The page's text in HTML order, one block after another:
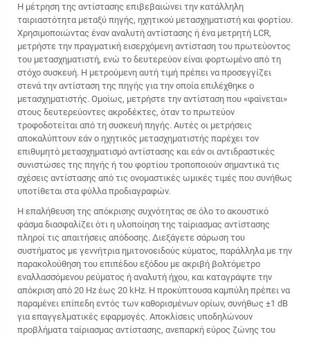
Η μέτρηση της αντίστασης επιβεβαιώνει την κατάλληλη
ταιριαστότητα μεταξύ πηγής, ηχητικού μετασχηματιστή και φορτίου.
Χρησιμοποιώντας έναν αναλυτή αντίστασης ή ένα μετρητή LCR,
μετρήστε την πραγματική εισερχόμενη αντίσταση του πρωτεύοντος
του μετασχηματιστή, ενώ το δευτερεύον είναι φορτωμένο από τη
στόχο συσκευή. Η μετρούμενη αυτή τιμή πρέπει να προσεγγίζει
στενά την αντίσταση της πηγής για την οποία επιλέχθηκε ο
μετασχηματιστής. Ομοίως, μετρήστε την αντίσταση που «φαίνεται»
στους δευτερεύοντες ακροδέκτες, όταν το πρωτεύον
τροφοδοτείται από τη συσκευή πηγής. Αυτές οι μετρήσεις
αποκαλύπτουν εάν ο ηχητικός μετασχηματιστής παρέχει τον
επιθυμητό μετασχηματισμό αντίστασης και εάν οι αντιδραστικές
συνιστώσες της πηγής ή του φορτίου τροποποιούν σημαντικά τις
σχέσεις αντίστασης από τις ονομαστικές ωμικές τιμές που συνήθως
υποτίθεται στα φύλλα προδιαγραφών.
Η επαλήθευση της απόκρισης συχνότητας σε όλο το ακουστικό
φάσμα διασφαλίζει ότι η υλοποίηση της ταίριασμας αντίστασης
πληροί τις απαιτήσεις απόδοσης. Διεξάγετε σάρωση του
συστήματος με γεννήτρια ημιτονοειδούς κύματος, παράλληλα με την
παρακολούθηση του επιπέδου εξόδου με ακριβή βολτόμετρο
εναλλασσόμενου ρεύματος ή αναλυτή ήχου, και καταγράψτε την
απόκριση από 20 Hz έως 20 kHz. Η προκύπτουσα καμπύλη πρέπει να
παραμένει επίπεδη εντός των καθορισμένων ορίων, συνήθως ±1 dB
για επαγγελματικές εφαρμογές. Αποκλίσεις υποδηλώνουν
προβλήματα ταίριασμας αντίστασης, ανεπαρκή εύρος ζώνης του